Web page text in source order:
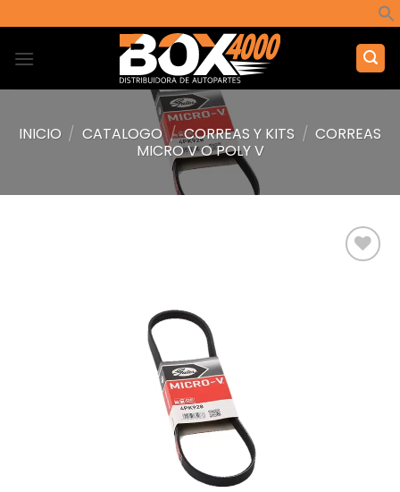
al
contenido
INICIO / CATALOGO / CORREAS Y KITS / CORREAS
MICRO V O POLY V